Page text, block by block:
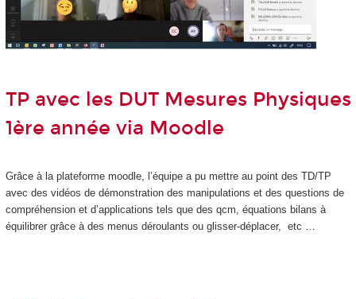
TP avec les DUT Mesures Physiques
1ère année via Moodle
Grâce à la plateforme moodle, l’équipe a pu mettre au point des TD/TP
avec des vidéos de démonstration des manipulations et des questions de
compréhension et d’applications tels que des qcm, équations bilans à
équilibrer grâce à des menus déroulants ou glisser-déplacer, etc …